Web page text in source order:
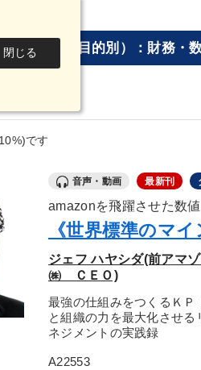
閉じる
から探す（目的別）：財務・
です
音声・動画 最新刊
amazonを飛躍させた数
《世界標準のマ
ジェフ ハヤシダ(前アマ
㈱ ＣＥＯ)
最強の仕組みをつくるＫ
と組織の力を最大化させ
ネジメントの実践録
A22553